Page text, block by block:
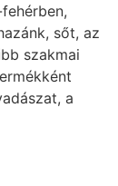
sőt, az
szakmai
a